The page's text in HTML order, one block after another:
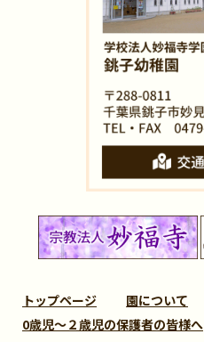
トップページ 園について
0歳児～２歳児の保護者の皆様へ